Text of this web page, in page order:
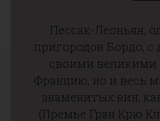
Пессак-Леоньян,
пригородов Бордо, с
своими великими
Францию, но и весь
знаменитых вин,
(Премье Гран Крю